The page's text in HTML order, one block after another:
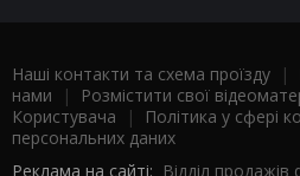
Наші контакти та схема проїзду |
нами | Розмістити свої
Користувача |
Політика у сфері
персональних даних
Реклама на сайті: Відділ